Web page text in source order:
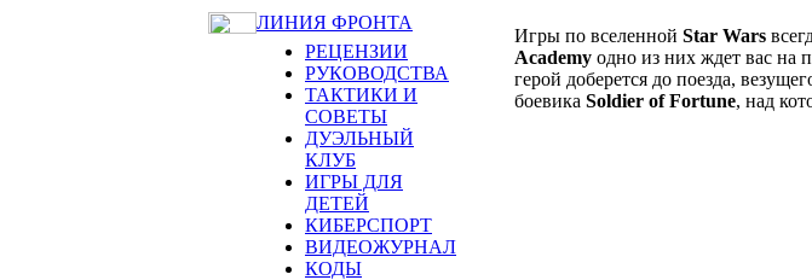
ЛИНИЯ ФРОНТА
РЕЦЕНЗИИ
РУКОВОДСТВА
ТАКТИКИ И
СОВЕТЫ
ДУЭЛЬНЫЙ
КЛУБ
ИГРЫ ДЛЯ
ДЕТЕЙ
КИБЕРСПОРТ
ВИДЕОЖУРНАЛ
КОДЫ
Игры по вселенной Star Wars
Academy одно из них ждет вас на
герой доберется до поезда,
боевика Soldier of Fortune, над